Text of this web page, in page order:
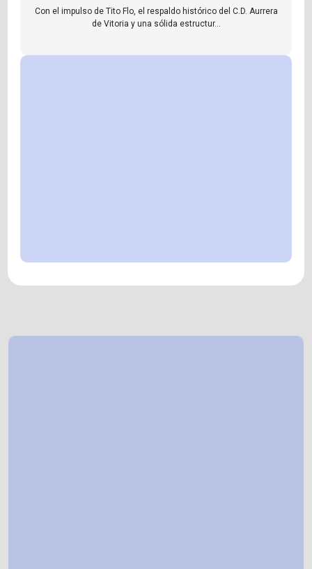
Con el impulso de Tito Flo, el respaldo histórico del C.D. Aurrera
de Vitoria y una sólida estructur...